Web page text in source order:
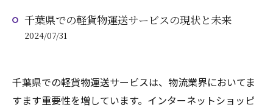
千葉県での軽貨物運送サービスの現状と未来
2024/07/31
千葉県での軽貨物運送サービスは、物流業界においてま
すます重要性を増しています。インターネットショッピ